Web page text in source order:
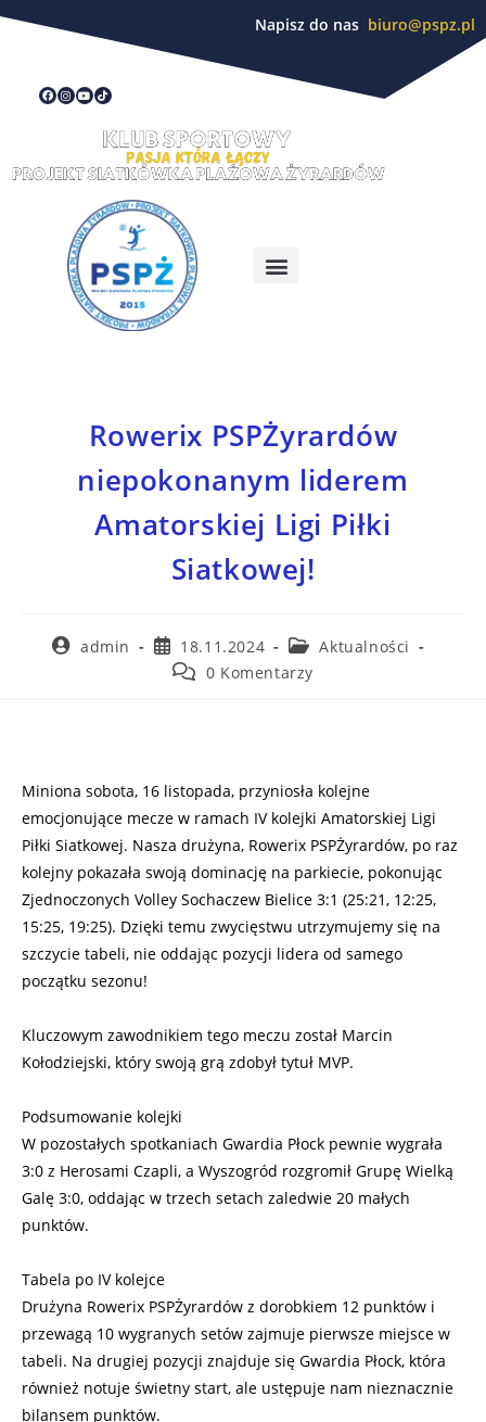
Napisz do nas biuro@pspz.pl
Rowerix PSPŻyrardów
niepokonanym liderem
Amatorskiej Ligi Piłki
Siatkowej!
admin 18.11.2024
Aktualności
0 Komentarzy
Miniona sobota, 16 listopada, przyniosła kolejne
emocjonujące mecze w ramach IV kolejki Amatorskiej Ligi
Piłki Siatkowej. Nasza drużyna, Rowerix PSPŻyrardów, po raz
kolejny pokazała swoją dominację na parkiecie, pokonując
Zjednoczonych Volley Sochaczew Bielice 3:1 (25:21, 12:25,
15:25, 19:25). Dzięki temu zwycięstwu utrzymujemy się na
szczycie tabeli, nie oddając pozycji lidera od samego
początku sezonu!
Kluczowym zawodnikiem tego meczu został Marcin
Kołodziejski, który swoją grą zdobył tytuł MVP.
Podsumowanie kolejki
W pozostałych spotkaniach Gwardia Płock pewnie wygrała
3:0 z Herosami Czapli, a Wyszogród rozgromił Grupę Wielką
Galę 3:0, oddając w trzech setach zaledwie 20 małych
punktów.
Tabela po IV kolejce
Drużyna Rowerix PSPŻyrardów z dorobkiem 12 punktów i
przewagą 10 wygranych setów zajmuje pierwsze miejsce w
tabeli. Na drugiej pozycji znajduje się Gwardia Płock, która
również notuje świetny start, ale ustępuje nam nieznacznie
bilansem punktów.